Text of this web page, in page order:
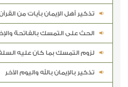
تذكير أهل الإيمان بآيات من
الحث على التمسك بالفاتحة
لزوم التمسك بما كان عليه
تذكير بالإيمان بالله واليوم الآخر